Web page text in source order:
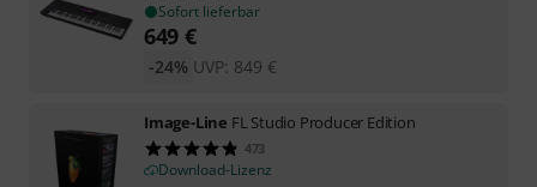
Sofort lieferbar
649 €
UVP: 849 €
-24%
Image-Line FL Studio Producer Edition
473
Download-Lizenz